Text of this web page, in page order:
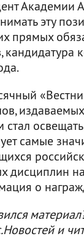
Академии
эту
прямых
кандидатура
стал
самые
дисциплин
о
и